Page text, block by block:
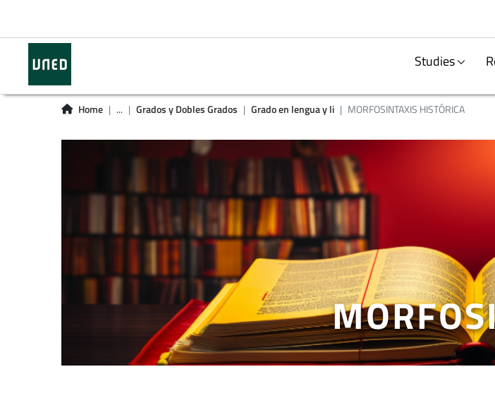
Studies
Home ... Grados y Dobles Grados Grado en lengua y li MORFOSINTAXIS HISTÓRICA